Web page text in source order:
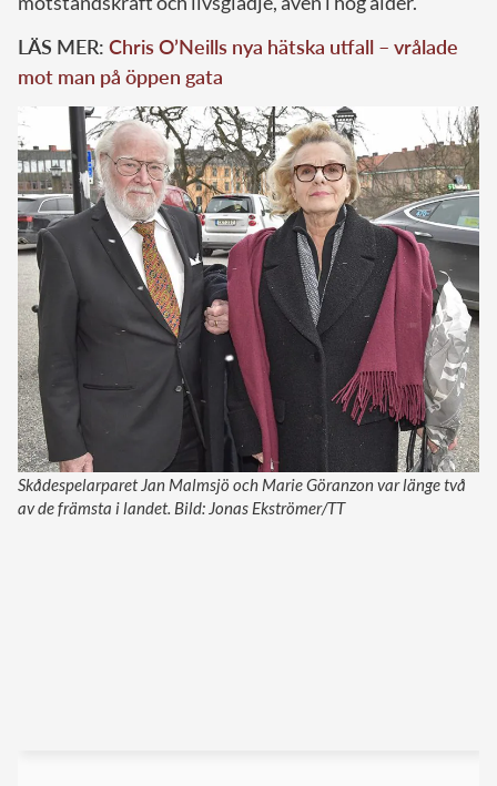
LÄS MER: Chris O’Neills nya hätska utfall – vrålade
mot man på öppen gata
Skådespelarparet Jan Malmsjö och Marie Göranzon var länge två
av de främsta i landet. Bild: Jonas Ekströmer/TT